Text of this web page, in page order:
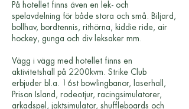
På hotellet finns även en lek- och
spelavdelning för både stora och små. Biljard,
bollhav, bordtennis, rithörna, kiddie ride, air
hockey, gunga och div leksaker mm.
Vägg i vägg med hotellet finns en
aktivitetshall på 2200kvm. Strike Club
erbjuder bl.a. 16st bowlingbanor, laserhall,
Prison Island, rodeotjur, racingsimulatorer,
arkadspel, jaktsimulator, shuffleboards och